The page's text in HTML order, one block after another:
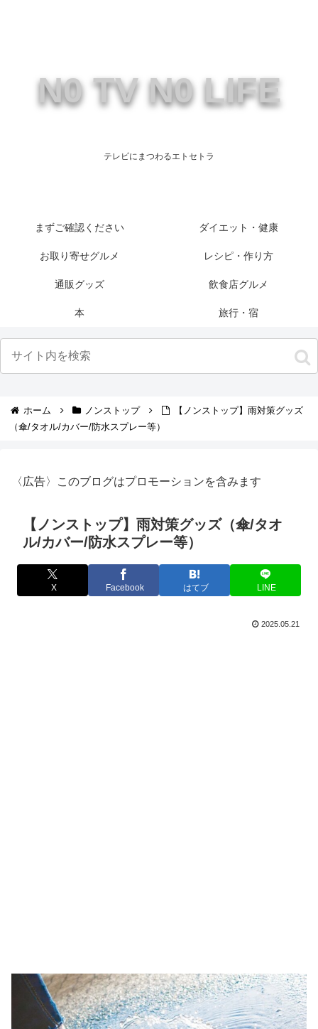
N0 TV N0 LIFE
テレビにまつわるエトセトラ
まずご確認ください ダイエット・健康
お取り寄せグルメ レシピ・作り方
通販グッズ 飲食店グルメ
本 旅行・宿
ホーム ノンストップ
【ノンストップ】雨対策グッズ
（傘/タオル/カバー/防水スプレー等）
〈広告〉このブログはプロモーションを含みます
【ノンストップ】雨対策グッズ（傘/タオ
ル/カバー/防水スプレー等）
X Facebook はてブ LINE
2025.05.21